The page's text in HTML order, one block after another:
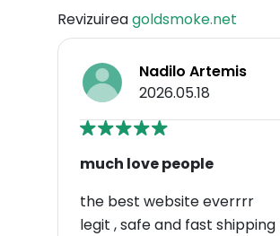
Revizuireagoldsmoke.net
Nadilo Artemis
2026.05.18
much love people
the best website everrrr
legit , safe and fast shipping